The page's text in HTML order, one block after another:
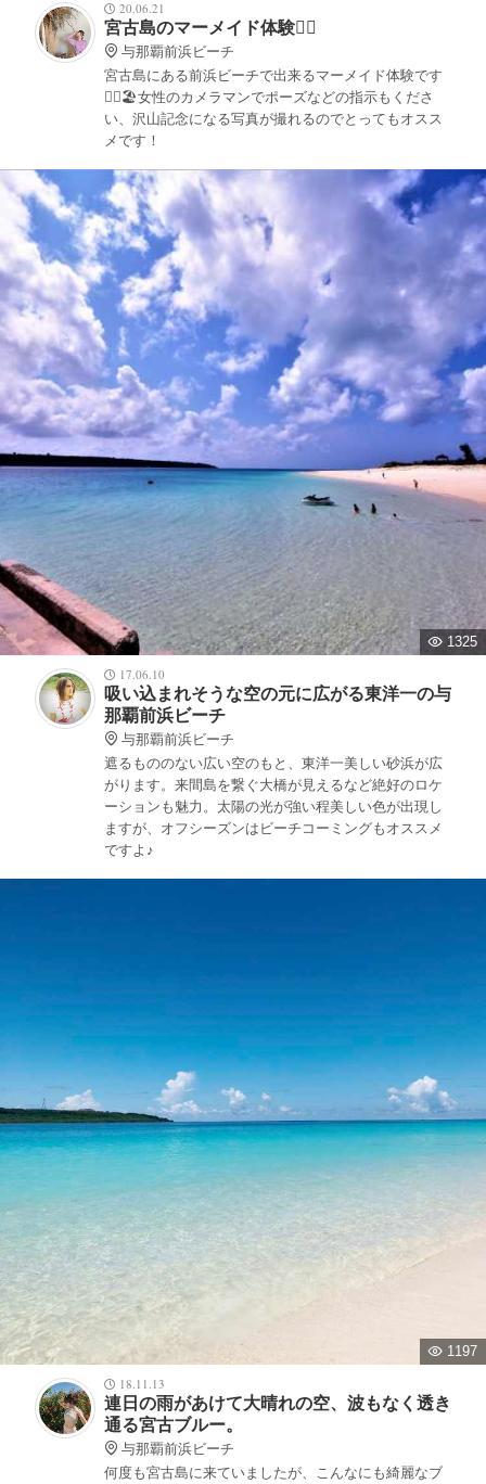
20.06.21
宮古島のマーメイド体験🧜‍♀️
与那覇前浜ビーチ
宮古島にある前浜ビーチで出来るマーメイド体験です
🧜‍♀️🏖女性のカメラマンでポーズなどの指示もくださ
い、沢山記念になる写真が撮れるのでとってもオスス
メです！
1325
17.06.10
吸い込まれそうな空の元に広がる東洋一の与
那覇前浜ビーチ
与那覇前浜ビーチ
遮るもののない広い空のもと、東洋一美しい砂浜が広
がります。来間島を繋ぐ大橋が見えるなど絶好のロケ
ーションも魅力。太陽の光が強い程美しい色が出現し
ますが、オフシーズンはビーチコーミングもオススメ
ですよ♪
1197
18.11.13
連日の雨があけて大晴れの空、波もなく透き
通る宮古ブルー。
与那覇前浜ビーチ
何度も宮古島に来ていましたが、こんなにも綺麗なブ